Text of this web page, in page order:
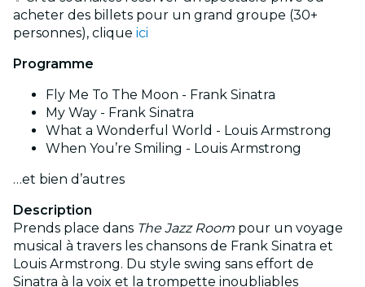
acheter des billets pour un grand groupe (30+
personnes), clique ici
Programme
Fly Me To The Moon - Frank Sinatra
My Way - Frank Sinatra
What a Wonderful World - Louis Armstrong
When You’re Smiling - Louis Armstrong
…et bien d’autres
Description
Prends place dans The Jazz Room pour un voyage
musical à travers les chansons de Frank Sinatra et
Louis Armstrong. Du style swing sans effort de
Sinatra à la voix et la trompette inoubliables